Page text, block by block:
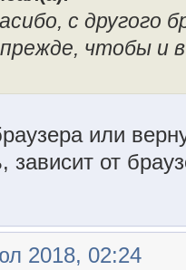
с другого
чтобы и
или
зависит от
2018, 02:24